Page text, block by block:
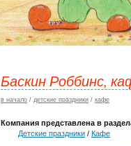
Баскин Роббинс,
в начало / детские праздники / кафе
Компания представлена в
Детские праздники / Кафе